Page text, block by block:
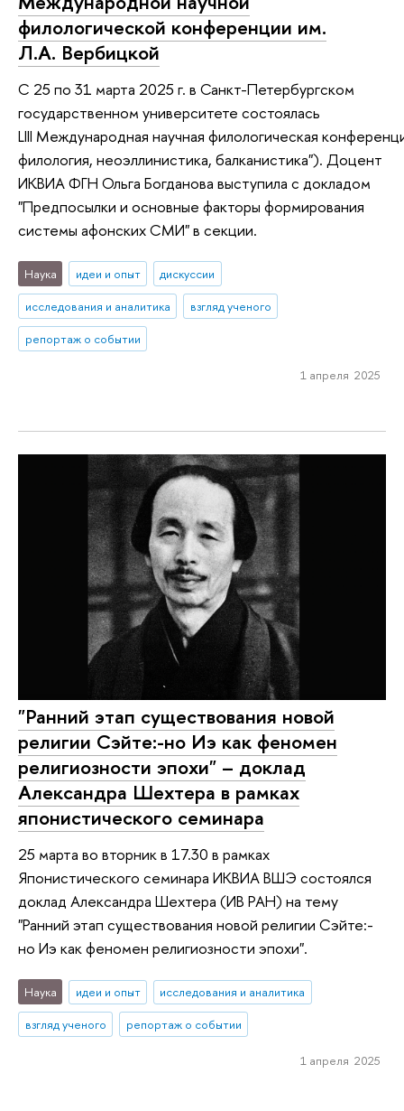
филологической конференции им.
Л.А. Вербицкой
С 25 по 31 марта 2025 г. в Санкт-Петербургском
государственном университете состоялась
LIII Международная научная филологическая
филология, неоэллинистика, балканистика"). Доцент
ИКВИА ФГН Ольга Богданова выступила с докладом
"Предпосылки и основные факторы формирования
системы афонских СМИ" в секции.
Наука идеи и опыт
дискуссии
исследования и аналитика
взгляд ученого
репортаж о событии
1 апреля 2025
"Ранний этап существования новой
религии Сэйте:-но Иэ как феномен
религиозности эпохи" – доклад
Александра Шехтера в рамках
японистического семинара
25 марта во вторник в 17.30 в рамках
Японистического семинара ИКВИА ВШЭ состоялся
доклад Александра Шехтера (ИВ РАН) на тему
"Ранний этап существования новой религии Сэйте:-
но Иэ как феномен религиозности эпохи".
Наука идеи и опыт
исследования и аналитика
взгляд ученого
репортаж о событии
1 апреля 2025